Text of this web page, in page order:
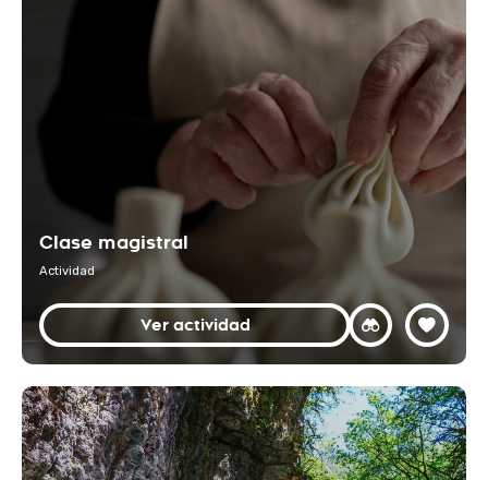
Clase magistral
Actividad
Ver actividad